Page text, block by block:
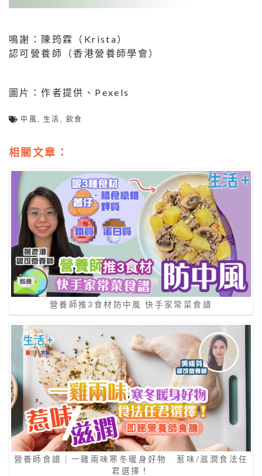
鳴謝：陳筠霖（Krista）
認可營養師（香港營養師學會）
圖片：作者提供、Pexels
中風, 生活 , 飲食
相關文章：
營養師推3食材防中風 快手家常菜食譜
營養師食譜｜一雞兩味寒冬暖身好物 惹味/滋潤食法任
君選擇！